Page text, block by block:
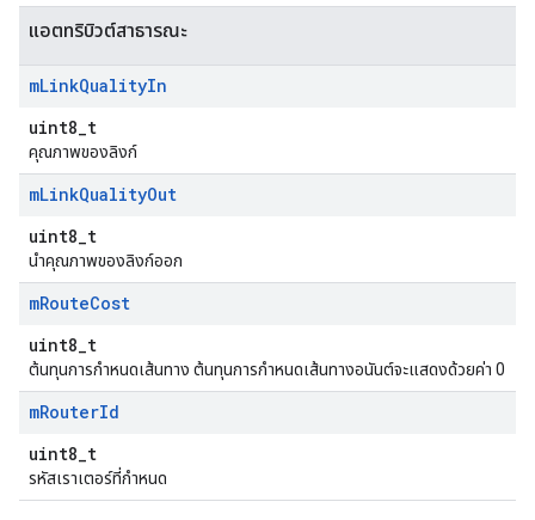
แอตทริบิวต์สาธารณะ
mLinkQualityIn
uint8_t
คุณภาพของลิงก์
mLinkQualityOut
uint8_t
นำคุณภาพของลิงก์ออก
mRouteCost
uint8_t
ต้นทุนการกำหนดเส้นทาง ต้นทุนการกำหนดเส้นทางอนันต์จะแสดงด้วยค่า 0
mRouterId
uint8_t
รหัสเราเตอร์ที่กําหนด